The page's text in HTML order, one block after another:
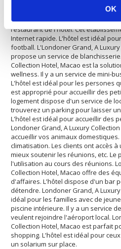
OK
L'hôtel est l'endroit idéal pour ceux
offre des courts de tennis. Les
restaurant de l'hôtel. Cet
Internet rapide. L'hôtel est idéal
football. L'Londoner Grand, A
propose un service de
Collection Hotel, Macao est la
wellness. Il y a un service de mini-
L'hôtel est idéal pour les persones
est approprié pour accueillir des
logement dispose d'un service de
trouverez un parking pour laisser
L'hôtel est idéal pour accueillir des
Londoner Grand, A Luxury
accueillir vos animaux domestiques.
climatisation. Les clients ont accès
mieux soutenir les réunions, etc.
l'utilisation au cours des réunions.
Collection Hotel, Macao offre des
d'affaires. L'hôtel dispose d'un bar
détendre. Londoner Grand, A
idéal pour les familles avec de
piscine intérieure. Il y a un service
veulent rejoindre l'aéroport local.
Collection Hotel, Macao est parfait
shopping. L'hôtel est idéal pour
un solarium sur place.